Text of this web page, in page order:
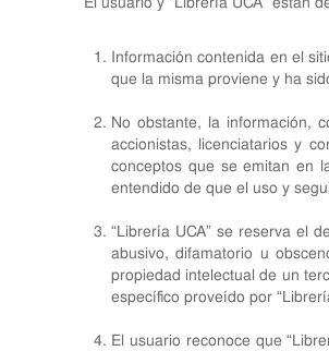
Información contenida en el
que la misma proviene y ha
No obstante, la información,
accionistas, licenciatarios y
conceptos que se emitan en
entendido de que el uso y
“Librería UCA” se reserva el
abusivo, difamatorio u
propiedad intelectual de un
específico proveído por
El usuario reconoce que